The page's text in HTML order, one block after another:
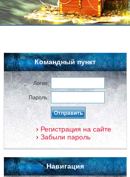
Командный пункт
Логин:
Пароль:
Регистрация на сайте
Забыли пароль
Навигация